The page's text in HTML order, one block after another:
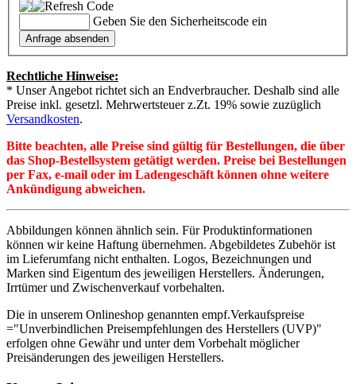
Geben Sie den Sicherheitscode ein
Rechtliche Hinweise:
* Unser Angebot richtet sich an Endverbraucher. Deshalb sind alle
Preise inkl. gesetzl. Mehrwertsteuer z.Zt. 19% sowie zuzüglich
Versandkosten.
Bitte beachten, alle Preise sind gültig für Bestellungen, die über
das Shop-Bestellsystem getätigt werden. Preise bei Bestellungen
per Fax, e-mail oder im Ladengeschäft können ohne weitere
Ankündigung abweichen.
Abbildungen können ähnlich sein. Für Produktinformationen
können wir keine Haftung übernehmen. Abgebildetes Zubehör ist
im Lieferumfang nicht enthalten. Logos, Bezeichnungen und
Marken sind Eigentum des jeweiligen Herstellers. Änderungen,
Irrtümer und Zwischenverkauf vorbehalten.
Die in unserem Onlineshop genannten empf.Verkaufspreise
="Unverbindlichen Preisempfehlungen des Herstellers (UVP)"
erfolgen ohne Gewähr und unter dem Vorbehalt möglicher
Preisänderungen des jeweiligen Herstellers.